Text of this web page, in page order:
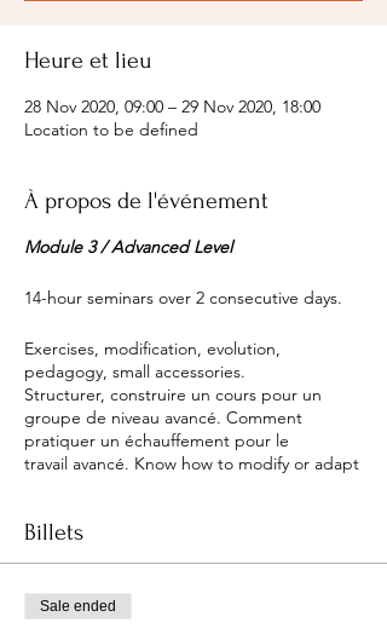
Heure et lieu
28 Nov 2020, 09:00 – 29 Nov 2020, 18:00
Location to be defined
À propos de l'événement
Module 3 / Advanced Level
14-hour seminars over 2 consecutive days.
Exercises, modification, evolution,
pedagogy, small accessories.
Structurer, construire un cours pour un
groupe de niveau avancé. Comment
pratiquer un échauffement pour le
travail avancé. Know how to modify or adapt
Know how to sequence advanced level
Billets
Sale ended